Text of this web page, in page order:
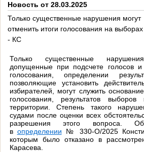
Новость от 28.03.2025
Только существенные нарушения могут
отменить итоги голосования на выборах
- КС
Только существенные нарушения
допущенные при подсчете голосов и
голосования, определении
позволяющие установить
избирателей, могут служить
голосования, результатов выборов
территории. Степень такого
судами после оценки всех
разрешения этого вопроса.
в определении № 330-О/2025
которым было отказано в
Карасева.